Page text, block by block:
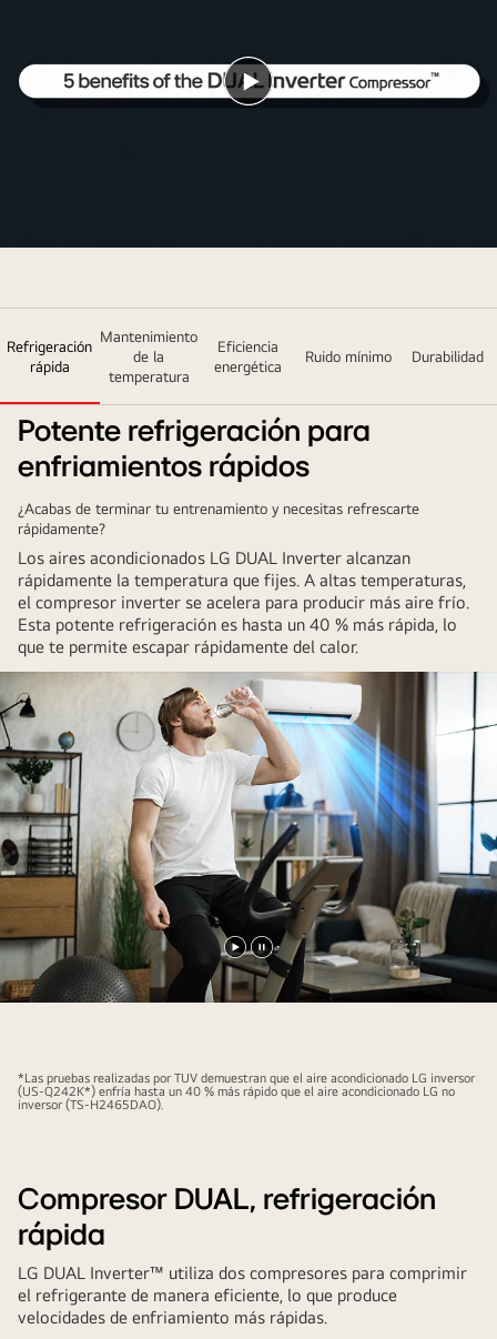
Reproducir
Refrigeración
rápida
Mantenimiento
de la
temperatura
Eficiencia
energética
Ruido mínimo Durabilidad
Potente refrigeración para
enfriamientos rápidos
¿Acabas de terminar tu entrenamiento y necesitas refrescarte
rápidamente?
Los aires acondicionados LG DUAL Inverter alcanzan
rápidamente la temperatura que fijes. A altas temperaturas,
el compresor inverter se acelera para producir más aire frío.
Esta potente refrigeración es hasta un 40 % más rápida, lo
que te permite escapar rápidamente del calor.
Reproducir
vídeo
Pausar
vídeo
*Las pruebas realizadas por TUV demuestran que el aire acondicionado LG inversor
(US-Q242K*) enfría hasta un 40 % más rápido que el aire acondicionado LG no
inversor (TS-H2465DAO).
Compresor DUAL, refrigeración
rápida
LG DUAL Inverter™ utiliza dos compresores para comprimir
el refrigerante de manera eficiente, lo que produce
velocidades de enfriamiento más rápidas.